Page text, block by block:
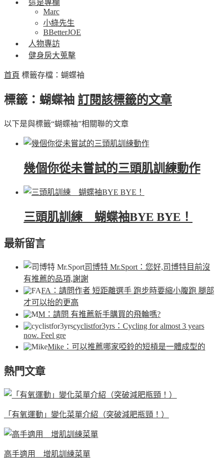
這是專欄
Marc
小綠先生
BBetterJOE
人物專訪
健身房大蒐擊
首頁 標籤存檔：蝴蝶袖
標籤：蝴蝶袖 訂閱該標籤的文章
以下是與標籤“蝴蝶袖”相關聯的文章
幾個你從未嘗試的三頭肌訓練動作
三頭肌訓練 蝴蝶袖BYE BYE！
最新留言
司博特 Mr.Sport ：您好,司博特目前沒
有推薦的品項,謝謝
FA ：請問作者 短距離選手 跑步時要縮小腹跑 腿部
才可以抬的更高
M ：請問 有推薦新手購買的飛輪嗎?
cyclistfor3yrs ：Cycling for almost 3 years
now. Feel gre
Mike ：可以推薦哪家啞鈴的短槓是一體成型的
熱門文章
「有氧運動」變化菜單介紹（突破減肥瓶頸！）
高手適用 增肌訓練菜單